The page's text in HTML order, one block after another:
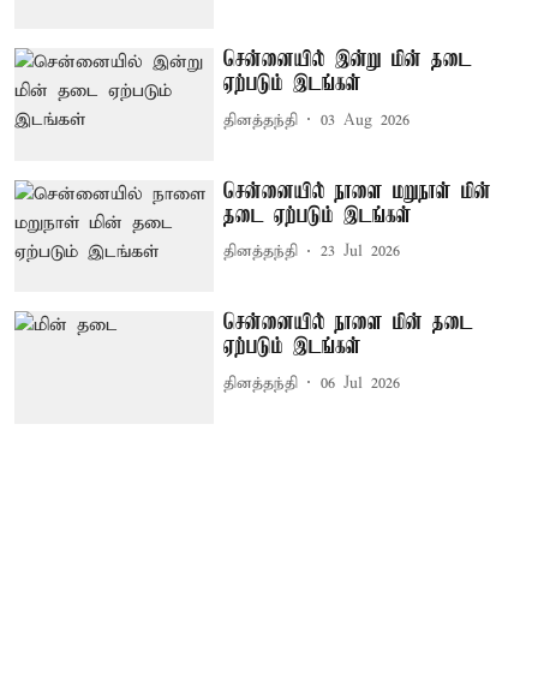
சென்னையில் இன்று மின் தடை
ஏற்படும் இடங்கள்
தினத்தந்தி 03 Aug 2026
சென்னையில் நாளை மறுநாள் மின்
தடை ஏற்படும் இடங்கள்
தினத்தந்தி 23 Jul 2026
சென்னையில் நாளை மின் தடை
ஏற்படும் இடங்கள்
தினத்தந்தி 06 Jul 2026